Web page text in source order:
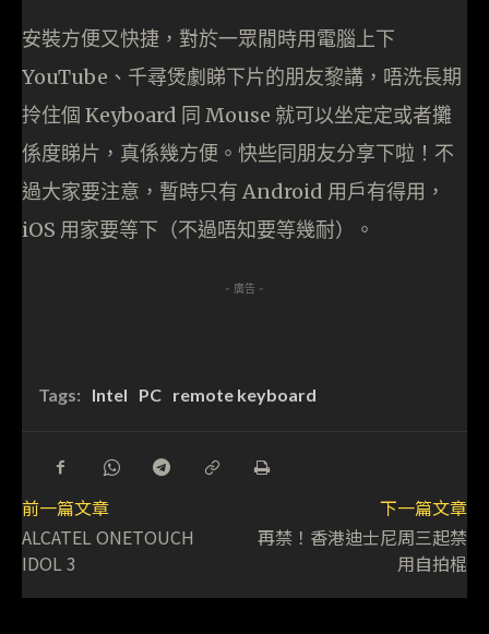
安裝方便又快捷，對於一眾閒時用電腦上下
YouTube、千尋煲劇睇下片的朋友黎講，唔洗長期
拎住個 Keyboard 同 Mouse 就可以坐定定或者攤
係度睇片，真係幾方便。快些同朋友分享下啦！不
過大家要注意，暫時只有 Android 用戶有得用，
iOS 用家要等下（不過唔知要等幾耐）。
- 廣告 -
Tags: Intel PC remote keyboard
前一篇文章
ALCATEL ONETOUCH
IDOL 3
下一篇文章
再禁！香港迪士尼周三起禁
用自拍棍